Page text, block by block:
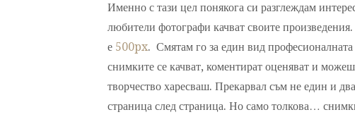
Именно с тази цел понякога си разглеждам
любители фотографи качват своите
е 500px. Смятам го за един вид
снимките се качват, коментират оценяват и
творчество харесваш. Прекарвал съм не един и
страница след страница. Но само толкова…